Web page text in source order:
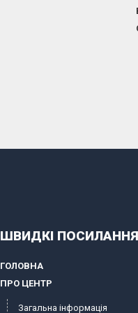
ШВИДКІ ПОСИЛАННЯ
ГОЛОВНА
ПРО ЦЕНТР
Загальна інформація